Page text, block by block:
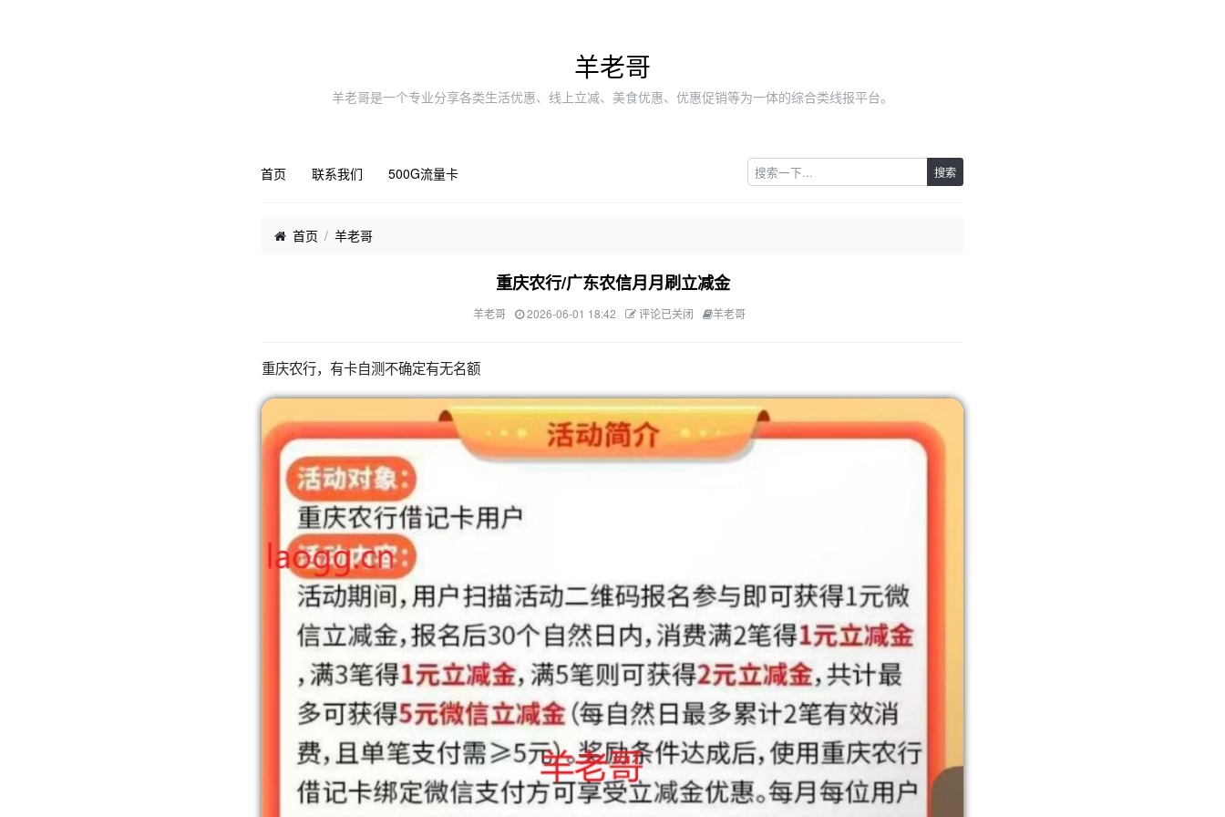
羊老哥
羊老哥是一个专业分享各类生活优惠、线上立减、美食优惠、优惠促销等为一体的综合类线报平台。
首页 联系我们 500G流量卡 搜索
首页 羊老哥
重庆农行/广东农信月月刷立减金
羊老哥 2026-06-01 18:42 评论已关闭 羊老哥
重庆农行，有卡自测不确定有无名额